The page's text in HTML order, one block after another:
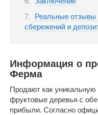
Реальные отзывы
сбережений и
Информация о
Ферма
Продают как уникальную
фруктовые деревья с
прибыли. Согласно